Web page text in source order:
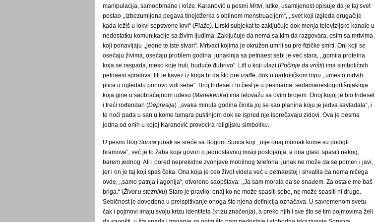
manipulacija, samoobmane i krize. Karanović u pesmi Mrtvi, lutke, usamljenost opisuje da je taj svet
postao ,,izbezumljena pegava tinejdžerka s obilnom menstruacijom“, ,,svet koji izgleda drugačije
kada ležiš u lokvi sopstvene krvi“ (Plaže). Lirski subjekat to zaključuje dok menja televizijske kanale u
nedostatku komunikacije sa živim ljudima. Zaključuje da nema sa kim da razgovara, osim sa mrtvima
koji ponavljaju ,,jedne te iste stvari“. Mrtvaci kojima je okružen umrli su pre fizičke smrti. Oni koji se
osećaju živima, osećaju problem godina: junakinja sa petnaest sebi je već stara, ,,gomila proteina
koja se raspada, meso koje truli, buduće đubrivo“. Lift u koji ulazi (Počinje da vrišti) ima simboličnih
petnaest spratova: lift je kavez iz koga bi da što pre izađe, dok u narkotičkom tripu ,,umesto mrtvih
ptica u ogledalu ponovo vidi sebe“. Broj trideset i tri čest je u pesmama: sedamanestogodišnjakinja
koja gine u saobraćajnom udesu (Manekenka) ima tetovažu sa ovim brojem. Onoj kojoj je bio trideset
i treći rođendan (Depresija) ,,svaka minula godina činila joj se kao planina koju je jedva savladala“, i
te noći pada u san u kome tumara pustinjom dok se ispred nje isprečavaju zidovi. Ova je pesma
jedna od onih u kojoj Karanović provocira religijsku simboliku.
U pesmi Bog Sunca junak se sreće sa Bogom Sunca koji ,,nije onaj momak kome su podigli
hramove“, već je to žaba koja govori o jednostavnoj misiji postojanja, a ona glasi: spasiti nekog,
barem jednog. Ali i pored neprekidne zvonjave mobilnog telefona, junak ne može da se pomeri i javi,
jer i on je taj koji spas čeka. Ona koja je ceo život videla već u petnaestoj i shvatila da nema ničega
ovde, ,,samo patnja i agonija“, otvoreno saopštava: ,,Ja sam morala da se snađem. Za ostale me baš
briga.“ (Život u stezniku) Staro je pravilo: onaj ko ne može spasiti sebe, ne može spasiti ni druge.
Sebičnost je dovedena u preispitivanje onoga što njena definicija označava. U savremenom svetu
čak i pojmovi imaju svoju krizu identiteta (krizu značenja), a preko njih i sve što se tim pojmovima želi